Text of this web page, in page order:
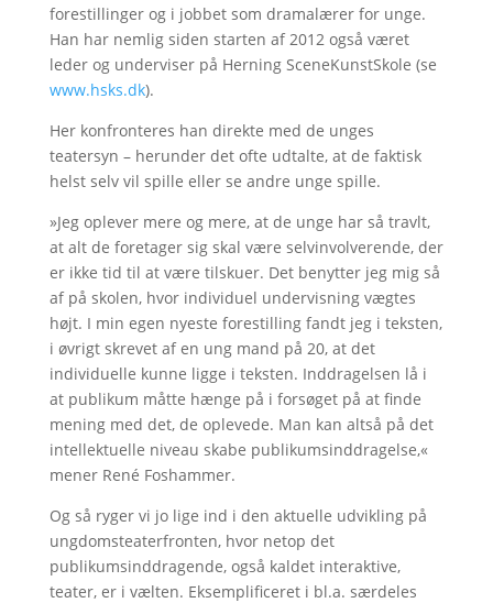
forestillinger og i jobbet som dramalærer for unge.
Han har nemlig siden starten af 2012 også været
leder og underviser på Herning SceneKunstSkole (se
www.hsks.dk).
Her konfronteres han direkte med de unges
teatersyn – herunder det ofte udtalte, at de faktisk
helst selv vil spille eller se andre unge spille.
»Jeg oplever mere og mere, at de unge har så travlt,
at alt de foretager sig skal være selvinvolverende, der
er ikke tid til at være tilskuer. Det benytter jeg mig så
af på skolen, hvor individuel undervisning vægtes
højt. I min egen nyeste forestilling fandt jeg i teksten,
i øvrigt skrevet af en ung mand på 20, at det
individuelle kunne ligge i teksten. Inddragelsen lå i
at publikum måtte hænge på i forsøget på at finde
mening med det, de oplevede. Man kan altså på det
intellektuelle niveau skabe publikumsinddragelse,«
mener René Foshammer.
Og så ryger vi jo lige ind i den aktuelle udvikling på
ungdomsteaterfronten, hvor netop det
publikumsinddragende, også kaldet interaktive,
teater, er i vælten. Eksemplificeret i bl.a. særdeles